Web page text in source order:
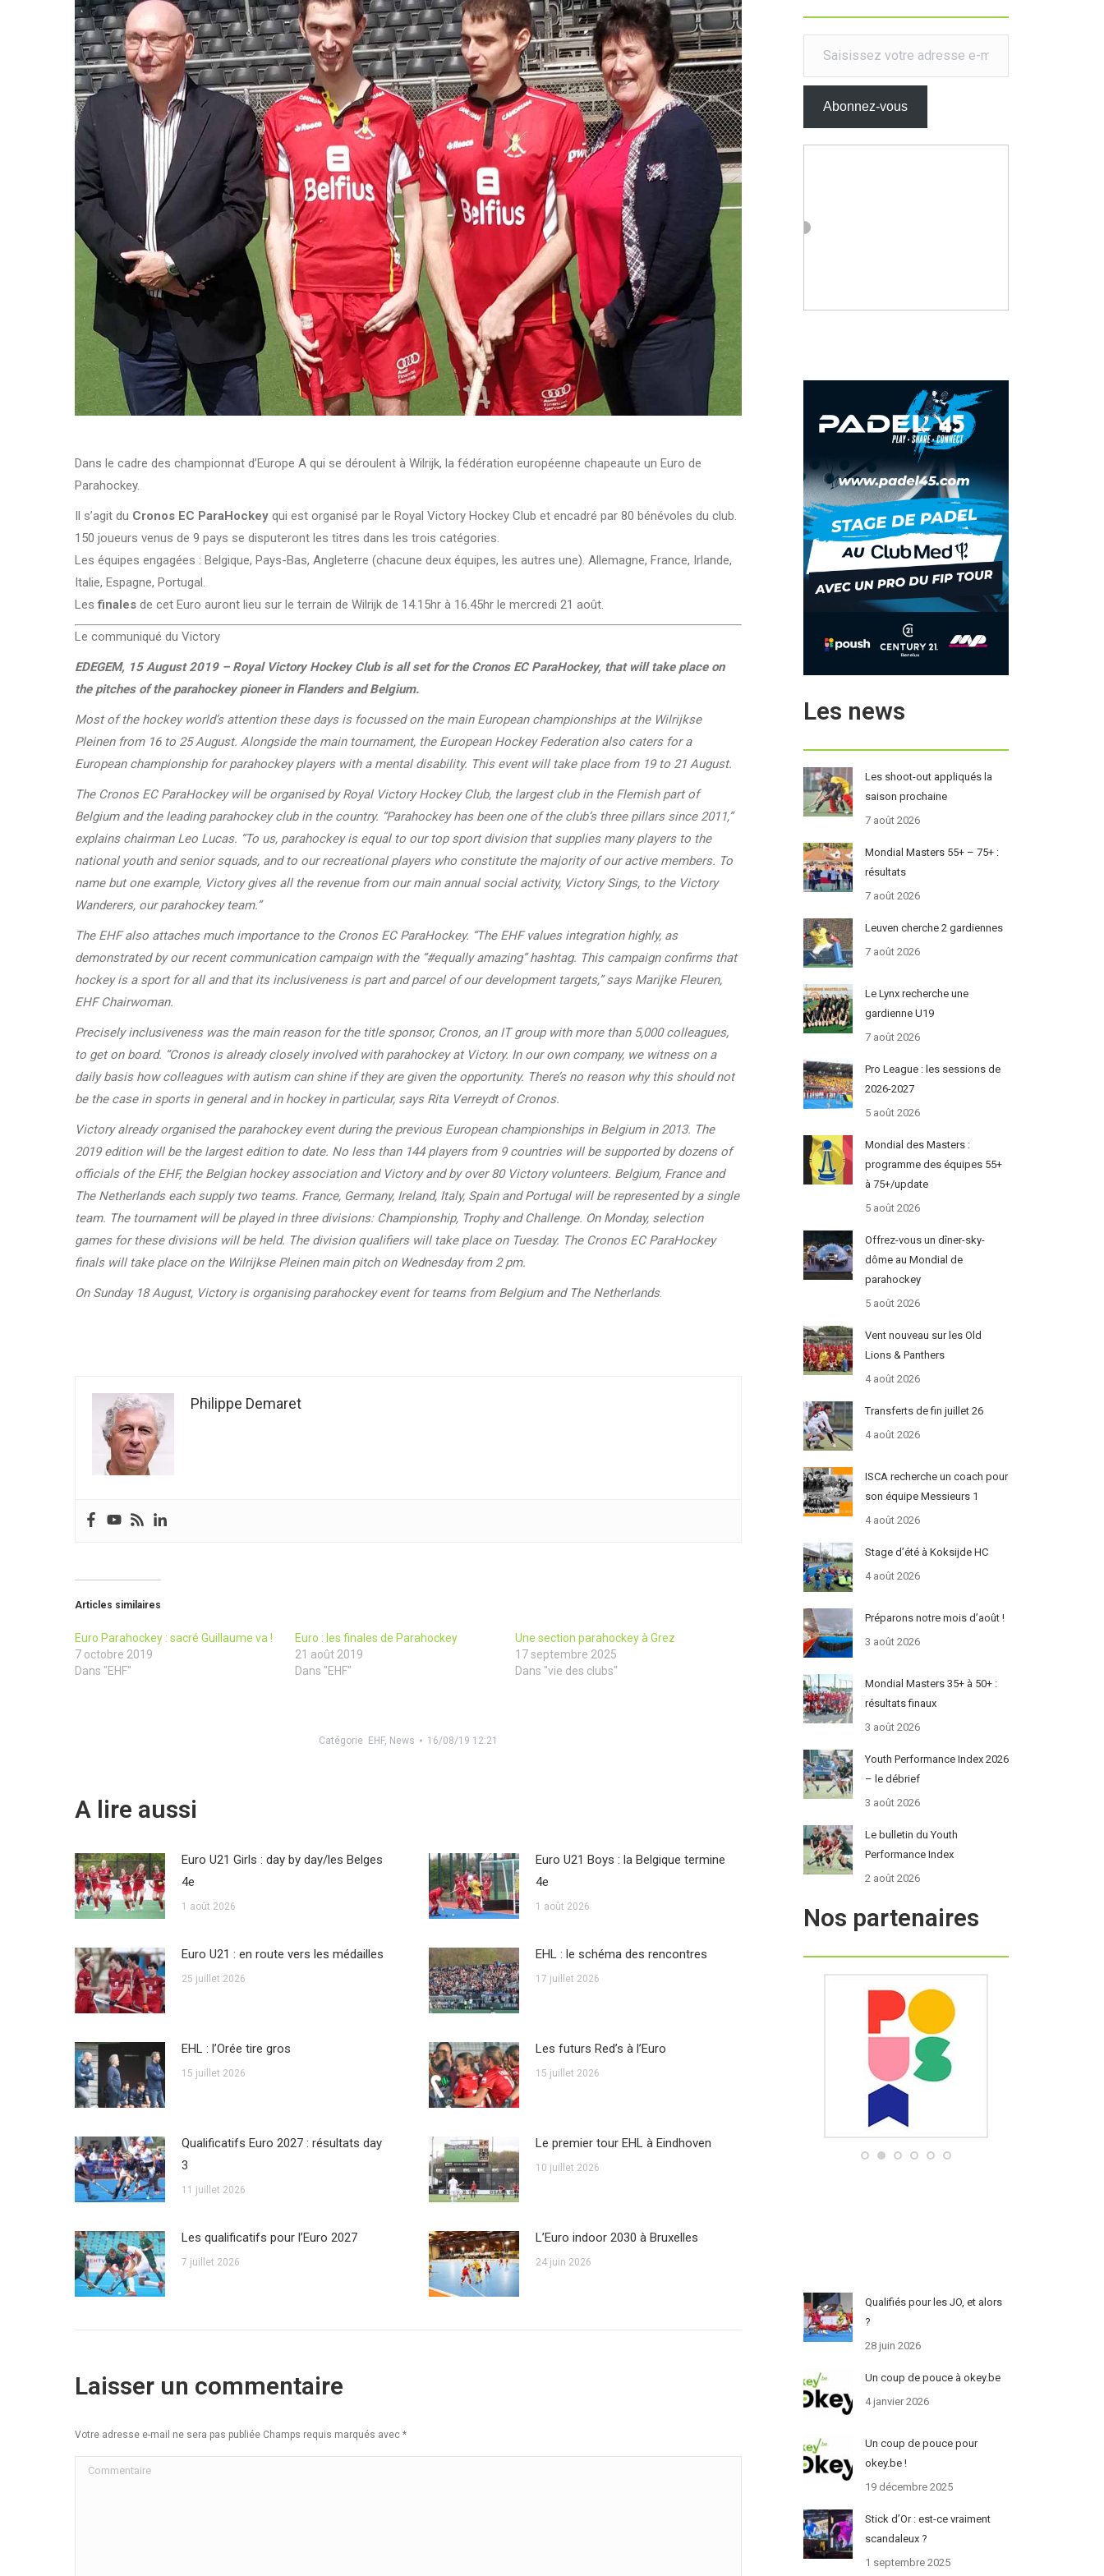
Dans le cadre des championnat d’Europe A qui se déroulent à Wilrijk, la fédération européenne chapeaute un Euro de
Parahockey.
Il s’agit du Cronos EC ParaHockey qui est organisé par le Royal Victory Hockey Club et encadré par 80 bénévoles du club.
150 joueurs venus de 9 pays se disputeront les titres dans les trois catégories.
Les équipes engagées : Belgique, Pays-Bas, Angleterre (chacune deux équipes, les autres une). Allemagne, France, Irlande,
Italie, Espagne, Portugal.
Lesfinales de cet Euro auront lieu sur le terrain de Wilrijk de 14.15hr à 16.45hr le mercredi 21 août.
Le communiqué du Victory
EDEGEM, 15 August 2019 – Royal Victory Hockey Club is all set for the Cronos EC ParaHockey, that will take place on
the pitches of the parahockey pioneer in Flanders and Belgium.
Most of the hockey world’s attention these days is focussed on the main European championships at the Wilrijkse
Pleinen from 16 to 25 August. Alongside the main tournament, the European Hockey Federation also caters for a
European championship for parahockey players with a mental disability. This event will take place from 19 to 21 August.
The Cronos EC ParaHockey will be organised by Royal Victory Hockey Club, the largest club in the Flemish part of
Belgium and the leading parahockey club in the country. “Parahockey has been one of the club’s three pillars since 2011,”
explains chairman Leo Lucas. “To us, parahockey is equal to our top sport division that supplies many players to the
national youth and senior squads, and to our recreational players who constitute the majority of our active members. To
name but one example, Victory gives all the revenue from our main annual social activity, Victory Sings, to the Victory
Wanderers, our parahockey team.”
The EHF also attaches much importance to the Cronos EC ParaHockey. “The EHF values integration highly, as
demonstrated by our recent communication campaign with the “#equally amazing” hashtag. This campaign confirms that
hockey is a sport for all and that its inclusiveness is part and parcel of our development targets,” says Marijke Fleuren,
EHF Chairwoman.
Precisely inclusiveness was the main reason for the title sponsor, Cronos, an IT group with more than 5,000 colleagues,
to get on board. “Cronos is already closely involved with parahockey at Victory. In our own company, we witness on a
daily basis how colleagues with autism can shine if they are given the opportunity. There’s no reason why this should not
be the case in sports in general and in hockey in particular, says Rita Verreydt of Cronos.
Victory already organised the parahockey event during the previous European championships in Belgium in 2013. The
2019 edition will be the largest edition to date. No less than 144 players from 9 countries will be supported by dozens of
officials of the EHF, the Belgian hockey association and Victory and by over 80 Victory volunteers. Belgium, France and
The Netherlands each supply two teams. France, Germany, Ireland, Italy, Spain and Portugal will be represented by a single
team. The tournament will be played in three divisions: Championship, Trophy and Challenge. On Monday, selection
games for these divisions will be held. The division qualifiers will take place on Tuesday. The Cronos EC ParaHockey
finals will take place on the Wilrijkse Pleinen main pitch on Wednesday from 2 pm.
On Sunday 18 August, Victory is organising parahockey event for teams from Belgium and The Netherlands.
Philippe Demaret
Articles similaires
Euro Parahockey : sacré Guillaume va !
7 octobre 2019
Dans "EHF"
Euro : les finales de Parahockey
21 août 2019
Dans "EHF"
Une section parahockey à Grez
17 septembre 2025
Dans "vie des clubs"
Catégorie EHF, News 16/08/19 12:21
A lire aussi
Euro U21 Girls : day by day/les Belges
4e
1 août 2026
Euro U21 Boys : la Belgique termine
4e
1 août 2026
Euro U21 : en route vers les médailles
25 juillet 2026
EHL : le schéma des rencontres
17 juillet 2026
EHL : l’Orée tire gros
15 juillet 2026
Les futurs Red’s à l’Euro
15 juillet 2026
Qualificatifs Euro 2027 : résultats day
3
11 juillet 2026
Le premier tour EHL à Eindhoven
10 juillet 2026
Les qualificatifs pour l’Euro 2027
7 juillet 2026
L’Euro indoor 2030 à Bruxelles
24 juin 2026
Laisser un commentaire
Votre adresse e-mail ne sera pas publiée Champs requis marqués avec *
Commentaire
Saisissez votre adresse e-mail…
Abonnez-vous
Les news
Les shoot-out appliqués la
saison prochaine
7 août 2026
Mondial Masters 55+ – 75+ :
résultats
7 août 2026
Leuven cherche 2 gardiennes
7 août 2026
Le Lynx recherche une
gardienne U19
7 août 2026
Pro League : les sessions de
2026-2027
5 août 2026
Mondial des Masters :
programme des équipes 55+
à 75+/update
5 août 2026
Offrez-vous un dîner-sky-
dôme au Mondial de
parahockey
5 août 2026
Vent nouveau sur les Old
Lions & Panthers
4 août 2026
Transferts de fin juillet 26
4 août 2026
ISCA recherche un coach pour
son équipe Messieurs 1
4 août 2026
Stage d’été à Koksijde HC
4 août 2026
Préparons notre mois d’août !
3 août 2026
Mondial Masters 35+ à 50+ :
résultats finaux
3 août 2026
Youth Performance Index 2026
– le débrief
3 août 2026
Le bulletin du Youth
Performance Index
2 août 2026
Nos partenaires
Qualifiés pour les JO, et alors
?
28 juin 2026
Un coup de pouce à okey.be
4 janvier 2026
Un coup de pouce pour
okey.be !
19 décembre 2025
Stick d’Or : est-ce vraiment
scandaleux ?
1 septembre 2025